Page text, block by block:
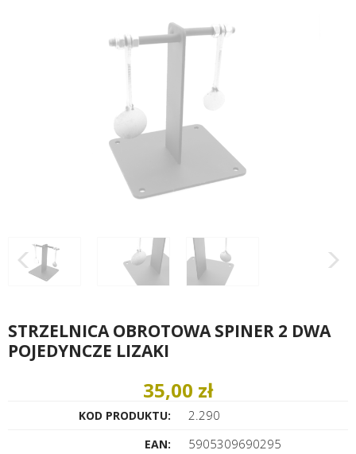
STRZELNICA OBROTOWA SPINER 2 DWA
POJEDYNCZE LIZAKI
35,00 zł
KOD PRODUKTU: 2.290
EAN: 5905309690295